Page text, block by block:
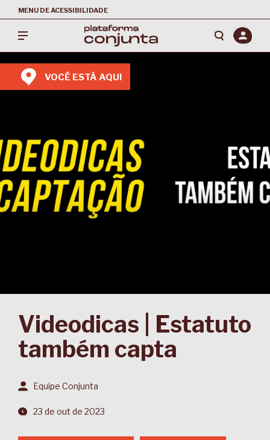
MENU DE ACESSIBILIDADE
VOCÊ ESTÁ AQUI
Videodicas | Estatuto
também capta
Equipe Conjunta
23 de out de 2023